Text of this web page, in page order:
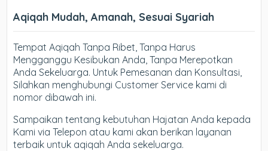
Aqiqah Mudah, Amanah, Sesuai Syariah
Tempat Aqiqah Tanpa Ribet, Tanpa Harus
Mengganggu Kesibukan Anda, Tanpa Merepotkan
Anda Sekeluarga. Untuk Pemesanan dan Konsultasi,
Silahkan menghubungi Customer Service kami di
nomor dibawah ini.
Sampaikan tentang kebutuhan Hajatan Anda kepada
Kami via Telepon atau kami akan berikan layanan
terbaik untuk aqiqah Anda sekeluarga.